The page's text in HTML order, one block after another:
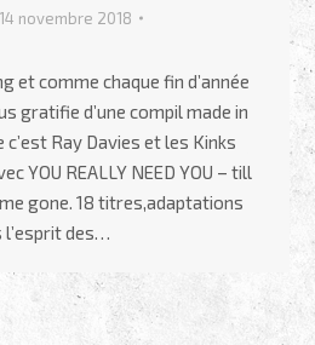
14 novembre 2018
et comme chaque fin d’année
gratifie d’une compil made in
Ray Davies et les Kinks
YOU REALLY NEED YOU – till
gone. 18 titres,adaptations
l’esprit des…